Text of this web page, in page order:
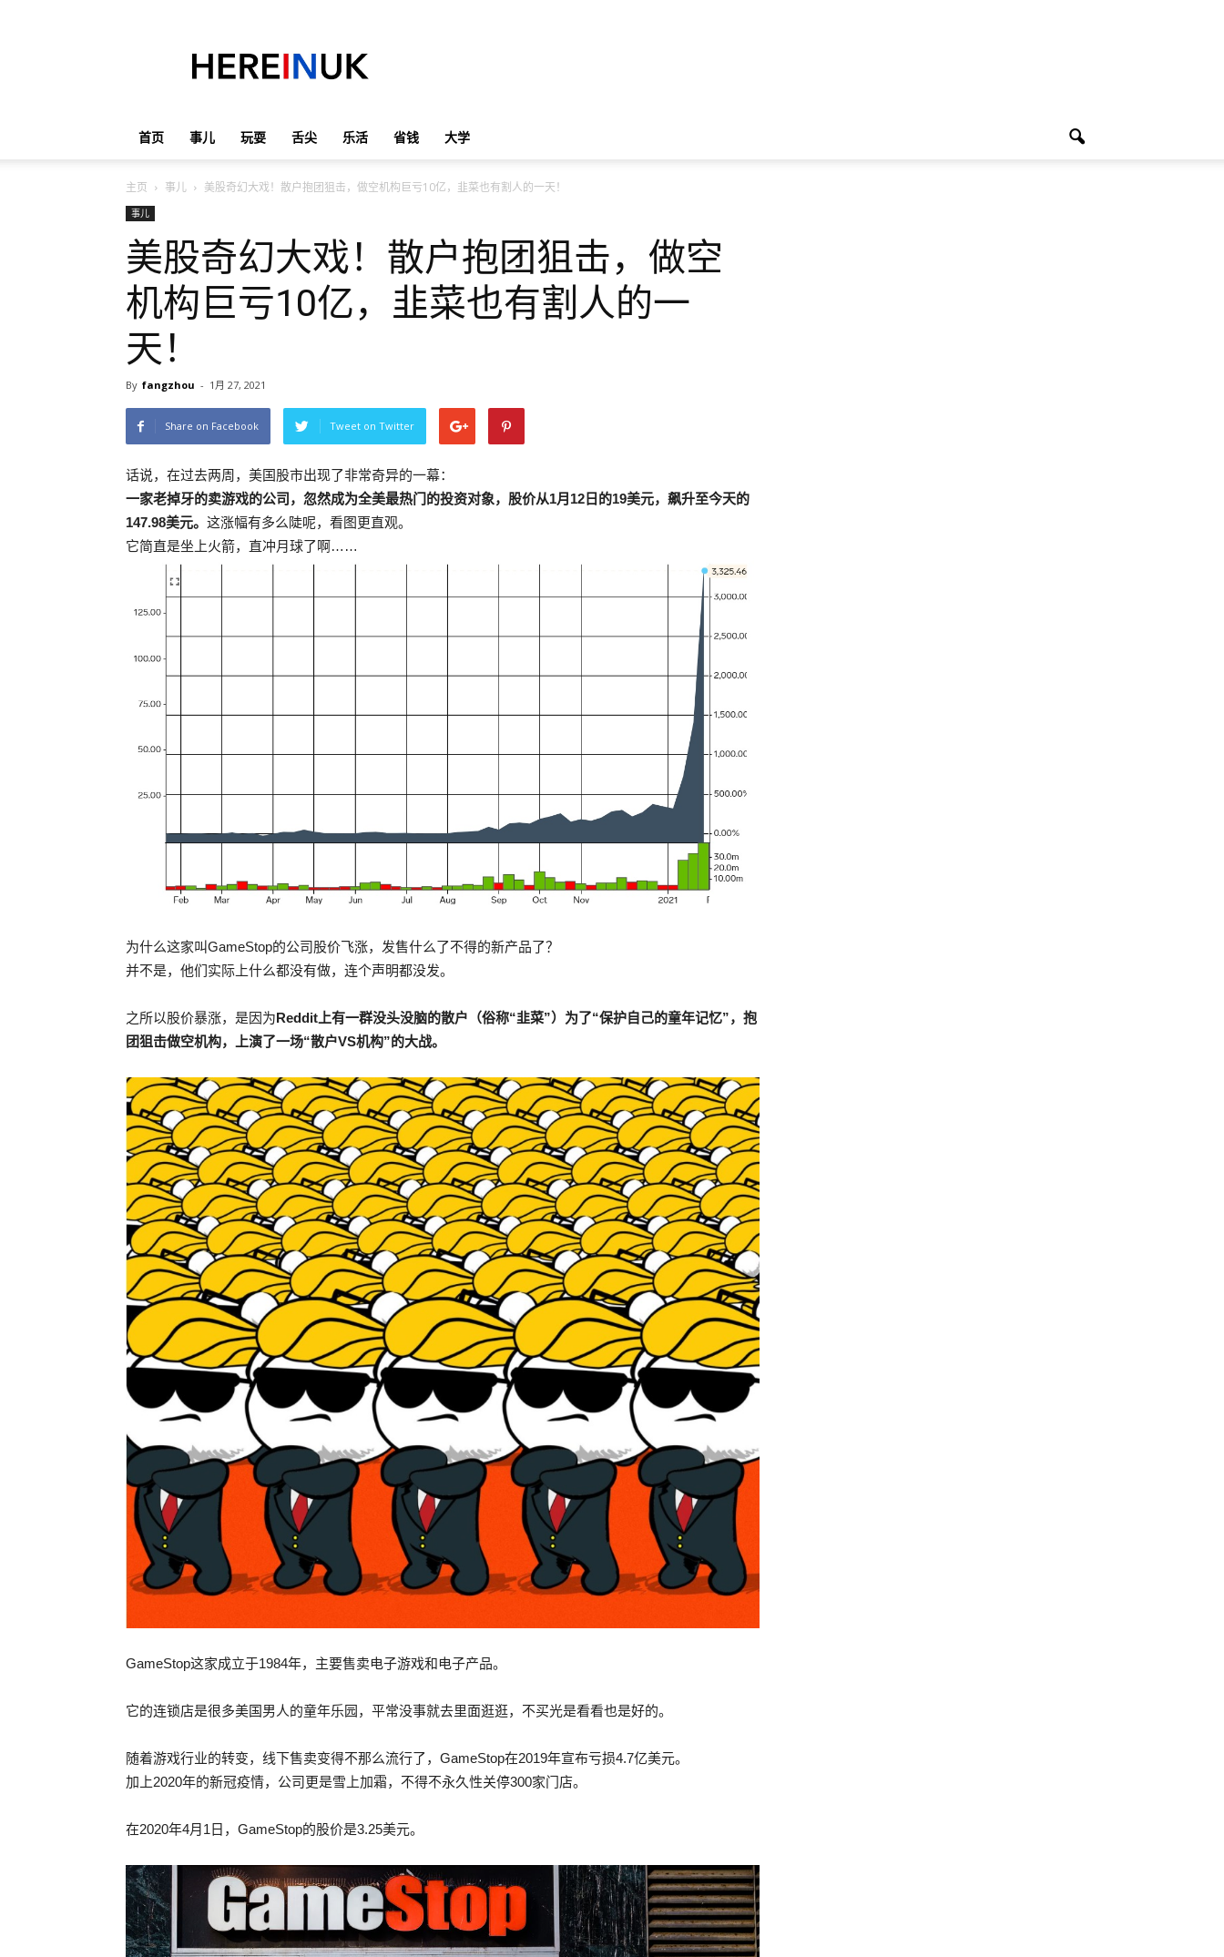
首页 事儿 玩耍 舌尖 乐活 省钱 大学
主页 事儿 美股奇幻大戏！散户抱团狙击，做空机构巨亏10亿，韭菜也有割人的一天！
事儿
美股奇幻大戏！散户抱团狙击，做空
机构巨亏10亿，韭菜也有割人的一
天！
By fangzhou - 1月 27, 2021
Share on Facebook Tweet on Twitter
话说，在过去两周，美国股市出现了非常奇异的一幕：
一家老掉牙的卖游戏的公司，忽然成为全美最热门的投资对象，股价从1月12日的19美元，飙升至今天的
147.98美元。 这涨幅有多么陡呢，看图更直观。
它简直是坐上火箭，直冲月球了啊……
为什么这家叫GameStop的公司股价飞涨，发售什么了不得的新产品了？
并不是，他们实际上什么都没有做，连个声明都没发。
之所以股价暴涨，是因为Reddit上有一群没头没脑的散户（俗称“韭菜”）为了“保护自己的童年记忆”，抱
团狙击做空机构，上演了一场“散户VS机构”的大战。
GameStop这家成立于1984年，主要售卖电子游戏和电子产品。
它的连锁店是很多美国男人的童年乐园，平常没事就去里面逛逛，不买光是看看也是好的。
随着游戏行业的转变，线下售卖变得不那么流行了，GameStop在2019年宣布亏损4.7亿美元。
加上2020年的新冠疫情，公司更是雪上加霜，不得不永久性关停300家门店。
在2020年4月1日，GameStop的股价是3.25美元。